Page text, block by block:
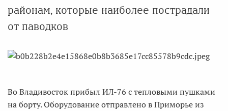
районам, которые наиболее пострадали
от паводков
Во Владивосток прибыл ИЛ-76 с тепловыми пушками
на борту. Оборудование отправлено в Приморье из